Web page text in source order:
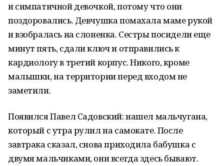
и симпатичной девочкой, потому что они
поздоровались. Девчушка помахала маме рукой
и взобралась на слоненка. Сестры посидели еще
минут пять, сдали ключ и отправились к
кардиологу в третий корпус. Никого, кроме
малышки, на территории перед входом не
заметили.
Появился Павел Садовский: нашел мальчугана,
который с утра рулил на самокате. После
завтрака сказал, снова приходила бабушка с
двумя мальчиками, они всегда здесь бывают.